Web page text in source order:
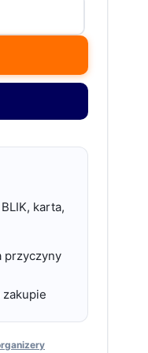
karta,
przyczyny
zakupie